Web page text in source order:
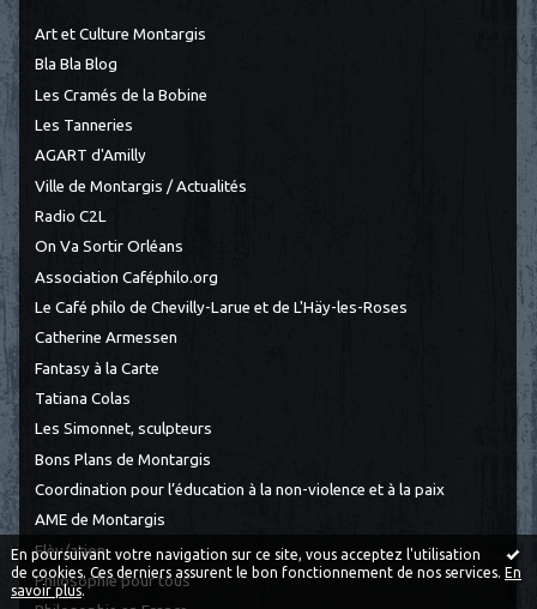
En poursuivant votre navigation sur ce site, vous acceptez l'utilisation
de cookies. Ces derniers assurent le bon fonctionnement de nos services. En
savoir plus.
Art et Culture Montargis
Bla Bla Blog
Les Cramés de la Bobine
Les Tanneries
AGART d'Amilly
Ville de Montargis / Actualités
Radio C2L
On Va Sortir Orléans
Association Caféphilo.org
Le Café philo de Chevilly-Larue et de L'Häy-les-Roses
Catherine Armessen
Fantasy à la Carte
Tatiana Colas
Les Simonnet, sculpteurs
Bons Plans de Montargis
Coordination pour l’éducation à la non-violence et à la paix
AME de Montargis
Elèv/ation
Philosophie pour tous